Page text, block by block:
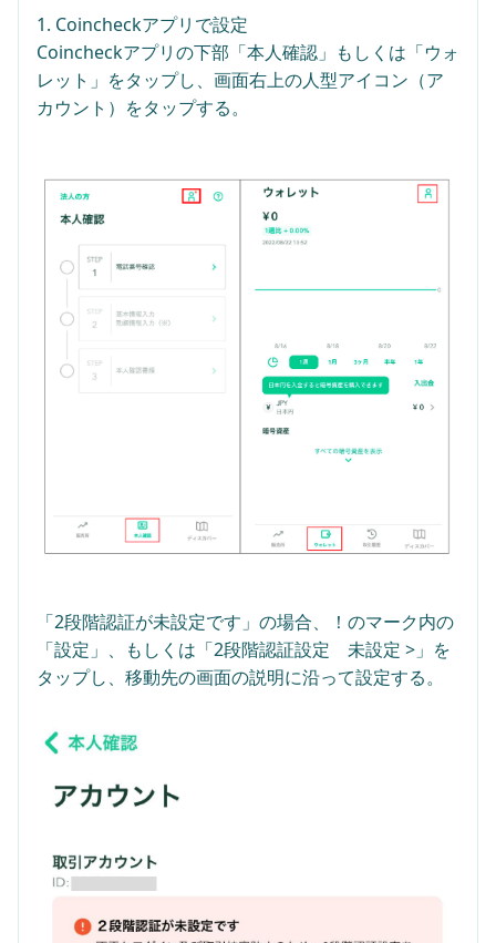
1. Coincheckアプリで設定
Coincheckアプリの下部「本人確認」もしくは「ウォ
レット」をタップし、画面右上の人型アイコン（ア
カウント）をタップする。
「2段階認証が未設定です」の場合、！のマーク内の
「設定」、もしくは「2段階認証設定　未設定 >」を